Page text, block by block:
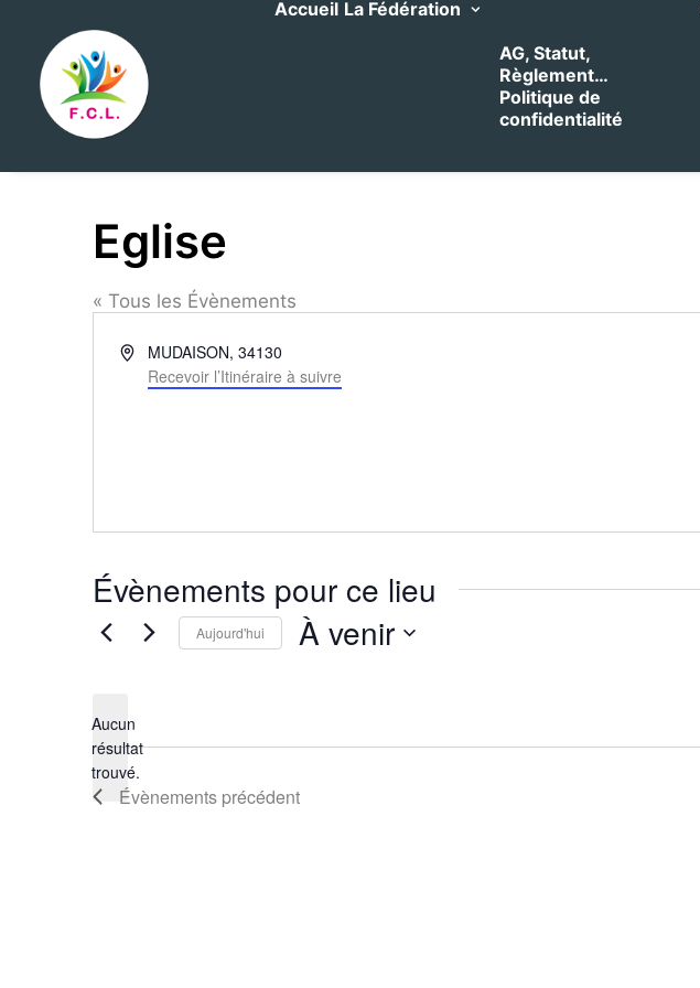
Accueil La Fédération
AG, Statut,
Règlement…
Politique de
confidentialité
Eglise
« Tous les Évènements
AdresseMUDAISON, 34130
Recevoir l’Itinéraire à suivre
Évènements pour ce lieu
Notice
Aucun
résultat
trouvé.
Aujourd'hui À venir
Évènements précédent